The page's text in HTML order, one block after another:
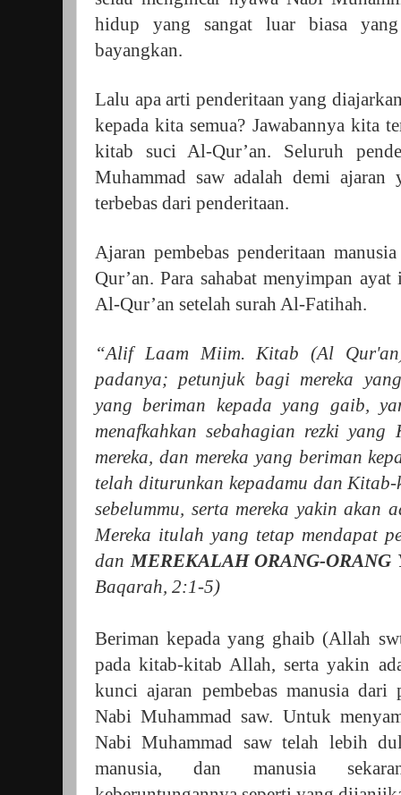
hidup yang sangat luar biasa
bayangkan.
Lalu apa arti penderitaan yang
kepada kita semua? Jawabannya kita
kitab suci Al-Qur’an. Seluruh
Muhammad saw adalah demi ajaran
terbebas dari penderitaan.
Ajaran pembebas penderitaan
Qur’an. Para sahabat menyimpan
Al-Qur’an setelah surah Al-Fatihah.
“Alif Laam Miim. Kitab (Al
padanya; petunjuk bagi mereka
yang beriman kepada yang gaib,
menafkahkan sebahagian rezki yang
mereka, dan mereka yang beriman
telah diturunkan kepadamu dan
sebelummu, serta mereka yakin akan
Mereka itulah yang tetap mendapat
dan MEREKALAH ORANG-ORANG
Baqarah, 2:1-5)
Beriman kepada yang ghaib (Allah
pada kitab-kitab Allah, serta yakin
kunci ajaran pembebas manusia dari
Nabi Muhammad saw. Untuk
Nabi Muhammad saw telah lebih
manusia, dan manusia